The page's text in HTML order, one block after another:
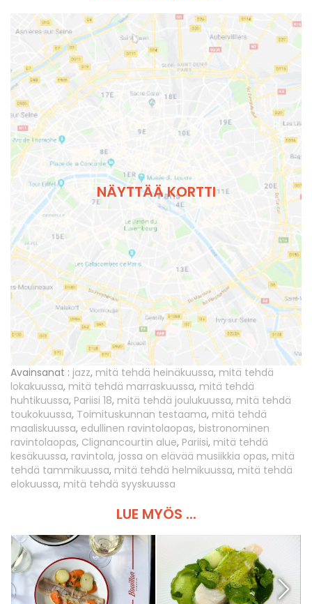
NÄYTTÄÄ KORTTI
Avainsanat : jazz, mitä tehdä heinäkuussa, mitä tehdä
lokakuussa, mitä tehdä marraskuussa, mitä tehdä
huhtikuussa, Pariisi 18, mitä tehdä joulukuussa, mitä tehdä
toukokuussa, Toimituskunnan testaama, mitä tehdä
maaliskuussa, edullinen ravintolaopas, bistronominen
ravintolaopas, Clignancourtin alue, Pariisi, mitä tehdä
kesäkuussa, ravintola, jossa on elävää musiikkia opas, mitä
tehdä tammikuussa, mitä tehdä helmikuussa, mitä tehdä
elokuussa, mitä tehdä syyskuussa
LUE MYÖS ...